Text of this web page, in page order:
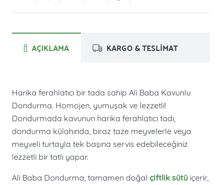
AÇIKLAMA KARGO & TESLİMAT
Harika ferahlatıcı bir tada sahip Ali Baba Kavunlu
Dondurma. Homojen, yumuşak ve lezzetli!
Dondurmada kavunun harika ferahlatıcı tadı,
dondurma külahında, biraz taze meyvelerle veya
meyveli turtayla tek başına servis edebileceğiniz
lezzetli bir tatlı yapar.
Ali Baba Dondurma, tamamen doğal çiftlik sütü içerir,